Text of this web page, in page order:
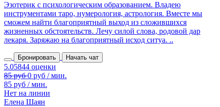
Эзотерик с психологическим образованием. Владею
инструментами таро, нумерология, астрология. Вместе мы
сможем найти благоприятный выход из сложившихся
жизненных обстоятельств. Лечу силой слова, родовой дар
лекаря. Заряжаю на благоприятный исход ситуа. ..
Бронировать Начать чат
85 руб / мин.
Нет на линии
Елена Шаян